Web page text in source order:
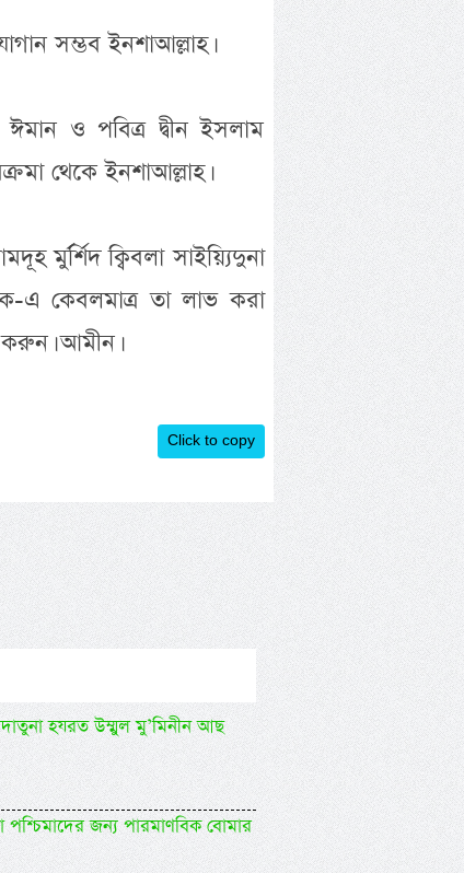
সম্ভব ইনশাআল্লাহ।
ও পবিত্র দ্বীন ইসলাম
থেকে ইনশাআল্লাহ।
মুর্র্শিদ ক্বিবলা সাইয়্যিদুনা
এ কেবলমাত্র তা লাভ করা
আমীন।
Click to copy
হযরত উম্মুল মু’মিনীন আছ
পশ্চিমাদের জন্য পারমাণবিক বোমার